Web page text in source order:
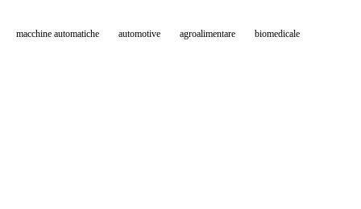
macchine automatiche automotive agroalimentare biomedicale